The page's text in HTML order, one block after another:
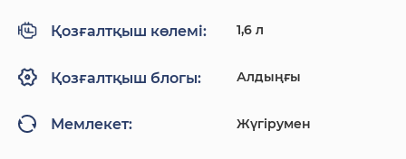
Қозғалтқыш көлемі: 1,6 л
Қозғалтқыш блогы: Алдыңғы
Мемлекет: Жүгірумен